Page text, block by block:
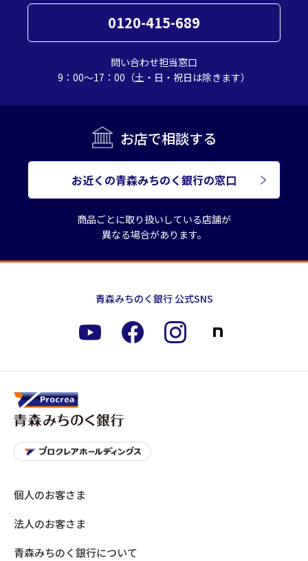
0120-415-689
問い合わせ担当窓口
9：00～17：00（土・日・祝日は除きます）
お店で相談する
お近くの青森みちのく銀行の窓口
商品ごとに取り扱いしている店舗が
異なる場合があります。
青森みちのく銀行 公式SNS
個人のお客さま
法人のお客さま
青森みちのく銀行について